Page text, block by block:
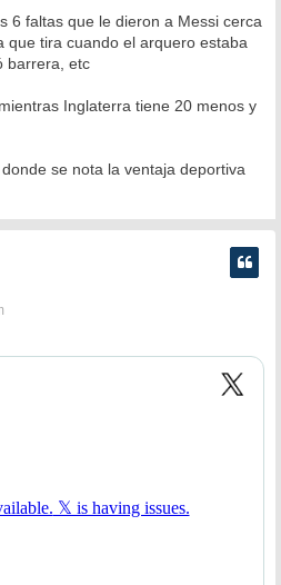
6 faltas que le dieron a Messi cerca
que tira cuando el arquero estaba
barrera, etc
Inglaterra tiene 20 menos y
se nota la ventaja deportiva